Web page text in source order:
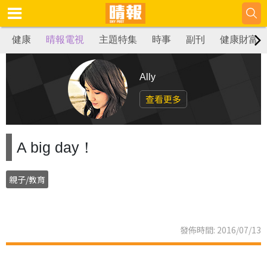
健康 晴報電視 主題特集 時事 副刊 健康財富
Ally
查看更多
A big day！
親子/教育
發佈時間: 2016/07/13